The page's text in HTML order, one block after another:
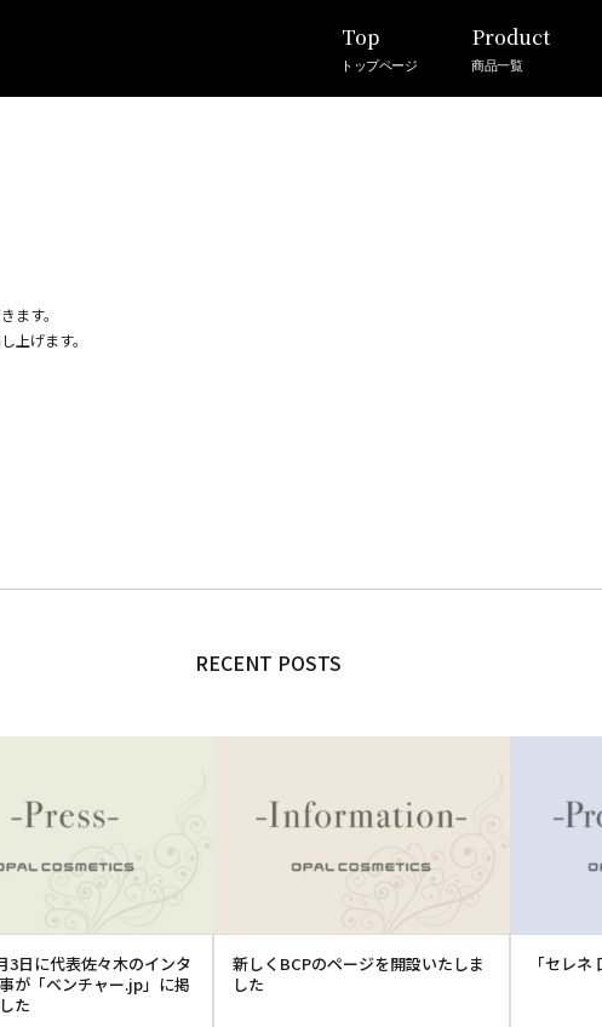
Top
トップページ
Product
商品一覧
ます。
上げます。
RECENT POSTS
3日に代表佐々木のインタ
が「ベンチャー.jp」に掲
た
新しくBCPのページを開設いたしま
した
「セレ